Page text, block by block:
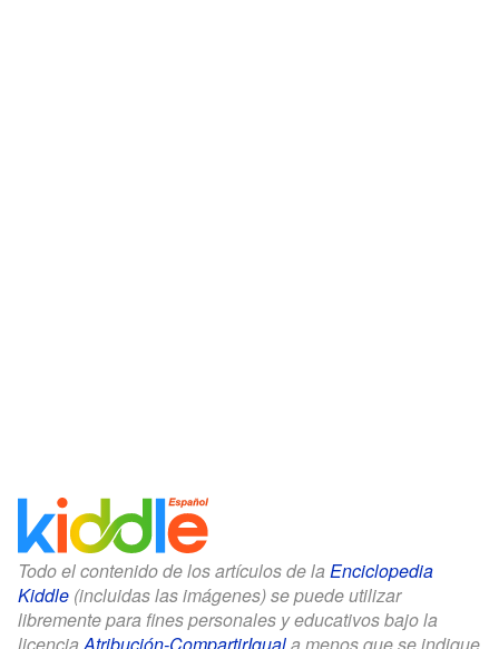
Todo el contenido de los artículos de la Enciclopedia
Kiddle (incluidas las imágenes) se puede utilizar
libremente para fines personales y educativos bajo la
licencia Atribución-CompartirIguala menos que se indique